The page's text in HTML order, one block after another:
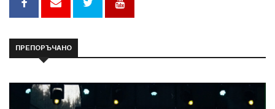
ПРЕПОРЪЧАНО